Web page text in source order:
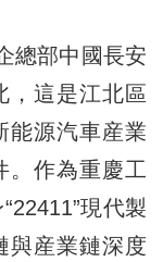
部中國長安
，這是江北區
能源汽車産業
。作為重慶工
現代製
與産業鏈深度